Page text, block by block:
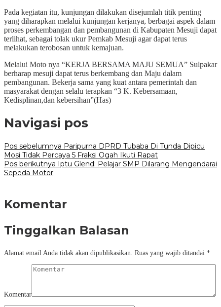
Pada kegiatan itu, kunjungan dilakukan disejumlah titik penting
yang diharapkan melalui kunjungan kerjanya, berbagai aspek dalam
proses perkembangan dan pembangunan di Kabupaten Mesuji dapat
terlihat, sebagai tolak ukur Pemkab Mesuji agar dapat terus
melakukan terobosan untuk kemajuan.
Melalui Moto nya “KERJA BERSAMA MAJU SEMUA” Sulpakar
berharap mesuji dapat terus berkembang dan Maju dalam
pembangunan. Bekerja sama yang kuat antara pemerintah dan
masyarakat dengan selalu terapkan “3 K. Kebersamaan,
Kedisplinan,dan kebersihan”(Has)
Navigasi pos
Pos sebelumnya Paripurna DPRD Tubaba Di Tunda Dipicu
Mosi Tidak Percaya 5 Fraksi Ogah Ikuti Rapat
Pos berikutnya Iptu Glend: Pelajar SMP Dilarang Mengendarai
Sepeda Motor
Komentar
Tinggalkan Balasan
Alamat email Anda tidak akan dipublikasikan. Ruas yang wajib ditandai *
Komentar